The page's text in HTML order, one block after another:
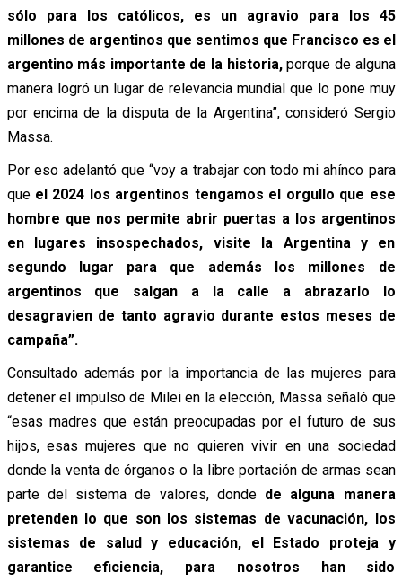
sólo para los católicos, es un agravio para los 45
millones de argentinos que sentimos que Francisco es el
argentino más importante de la historia,porque de alguna
manera logró un lugar de relevancia mundial que lo pone muy
por encima de la disputa de la Argentina”, consideró Sergio
Massa.
Por eso adelantó que “voy a trabajar con todo mi ahínco para
que el 2024 los argentinos tengamos el orgullo que ese
hombre que nos permite abrir puertas a los argentinos
en lugares insospechados, visite la Argentina y en
segundo lugar para que además los millones de
argentinos que salgan a la calle a abrazarlo lo
desagravien de tanto agravio durante estos meses de
campaña”.
Consultado además por la importancia de las mujeres para
detener el impulso de Milei en la elección, Massa señaló que
“esas madres que están preocupadas por el futuro de sus
hijos, esas mujeres que no quieren vivir en una sociedad
donde la venta de órganos o la libre portación de armas sean
parte del sistema de valores, donde de alguna manera
pretenden lo que son los sistemas de vacunación, los
sistemas de salud y educación, el Estado proteja y
garantice eficiencia, para nosotros han sido